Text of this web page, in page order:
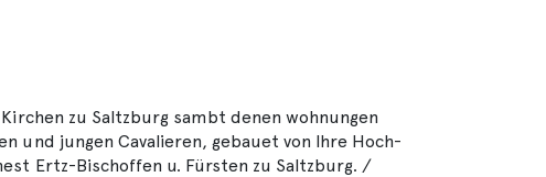
zu Saltzburg sambt denen wohnungen
und jungen Cavalieren, gebauet von Ihre Hoch-
Ertz-Bischoffen u. Fürsten zu Saltzburg. /